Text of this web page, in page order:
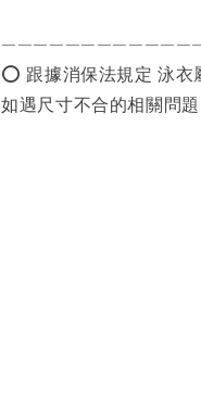
⭕️ 跟據消保法規定 泳衣
如遇尺寸不合的相關問